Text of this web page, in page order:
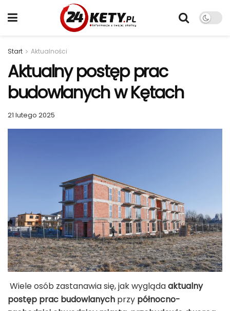
Start Aktualności
Aktualny postęp prac
budowlanych w Kętach
21 lutego 2025
Wiele osób zastanawia się, jak wyglądaaktualny
postęp prac budowlanych przy północno-